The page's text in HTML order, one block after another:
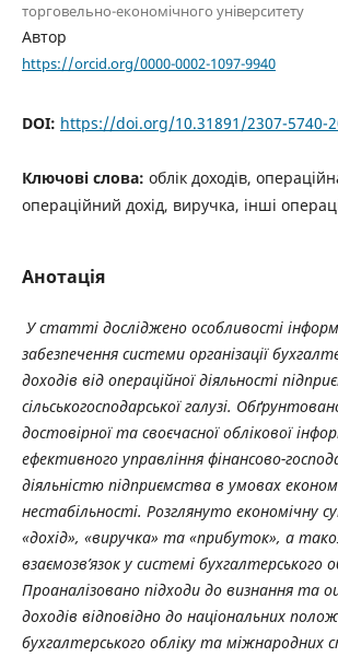
торговельно-економічного університету
Автор
https://orcid.org/0000-0002-1097-9940
DOI: https://doi.org/10.31891/2307-5740-
Ключові слова: облік доходів,
операційний дохід, виручка, інші
Анотація
У статті досліджено особливості
забезпечення системи організації
доходів від операційної діяльності
сільськогосподарської галузі.
достовірної та своєчасної облікової
ефективного управління фінансово-
діяльністю підприємства в умовах
нестабільності. Розглянуто економічну
«дохід», «виручка» та «прибуток», а
взаємозв’язок у системі бухгалтерського
Проаналізовано підходи до визнання та
доходів відповідно до національних
бухгалтерського обліку та міжнародних